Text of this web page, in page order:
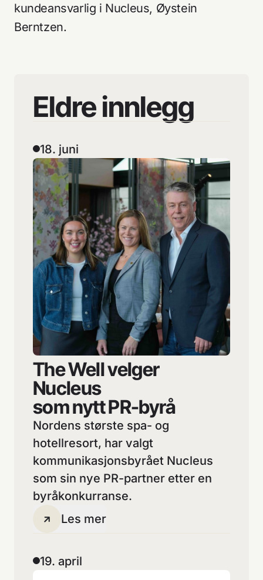
kundeansvarlig i Nucleus, Øystein
Berntzen.
Eldreinnlegg
18. juni
The Well velger
Nucleus
som nytt PR-byrå
Nordens største spa- og
hotellresort, har valgt
kommunikasjonsbyrået Nucleus
som sin nye PR-partner etter en
byråkonkurranse.
Les mer
19. april